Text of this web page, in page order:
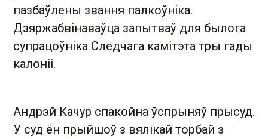
пазбаўлены звання палкоўніка.
Дзяржабвінаваўца запытваў для былога
супрацоўніка Следчага камітэта тры гады
калоніі.
Андрэй Качур спакойна ўспрыняў прысуд.
У суд ён прыйшоў з вялікай торбай з